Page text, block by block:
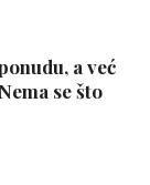
a već
se što